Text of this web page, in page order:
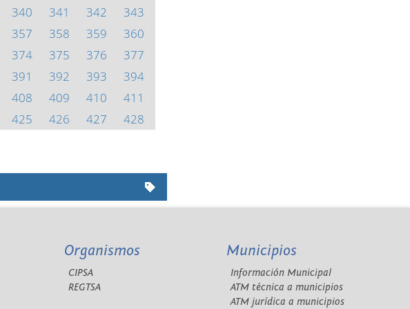
340 341 342
343
357 358 359
360
374 375 376
377
391 392 393
394
408 409 410
411
425 426 427
428
Organismos
CIPSA
REGTSA
Municipios
Información Municipal
ATM técnica a municipios
ATM jurídica a municipios